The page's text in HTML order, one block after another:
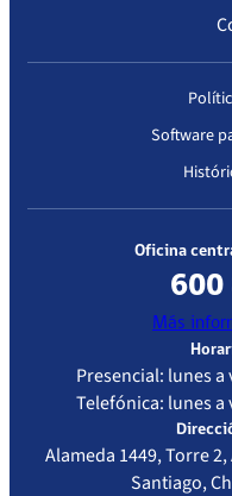
Software
Oficina
600
Más
Presencial: lunes a
Telefónica: lunes a
Alameda 1449, Torre
Santiago,